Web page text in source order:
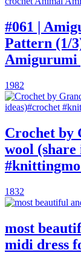
#061 |
Pattern (1/
Amigurumi
1982
Crochet by
wool
1832
most
midi dress